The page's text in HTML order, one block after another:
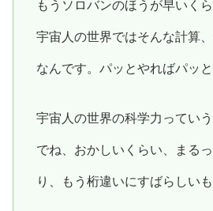
もうソロバンのほうが早いく
宇宙人の世界ではそんな計算
なんです。パッとやればパッと
宇宙人の世界の科学力ってい
でね、おかしいくらい、まる
り、もう桁違いにすばらしいも